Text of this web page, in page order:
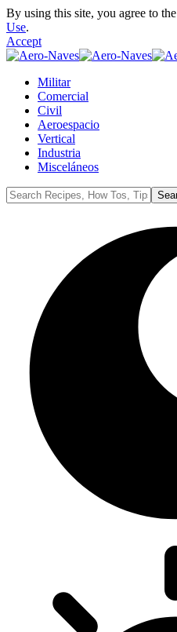
By using this site, you agree to the
Use.
Accept
Militar
Comercial
Civil
Aeroespacio
Vertical
Industria
Misceláneos